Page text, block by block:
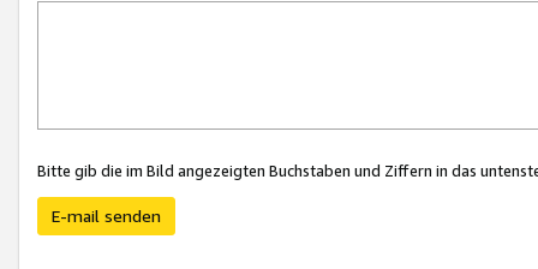
Bitte gib die im Bild angezeigten Buchstaben und Ziffern in das
E-mail senden